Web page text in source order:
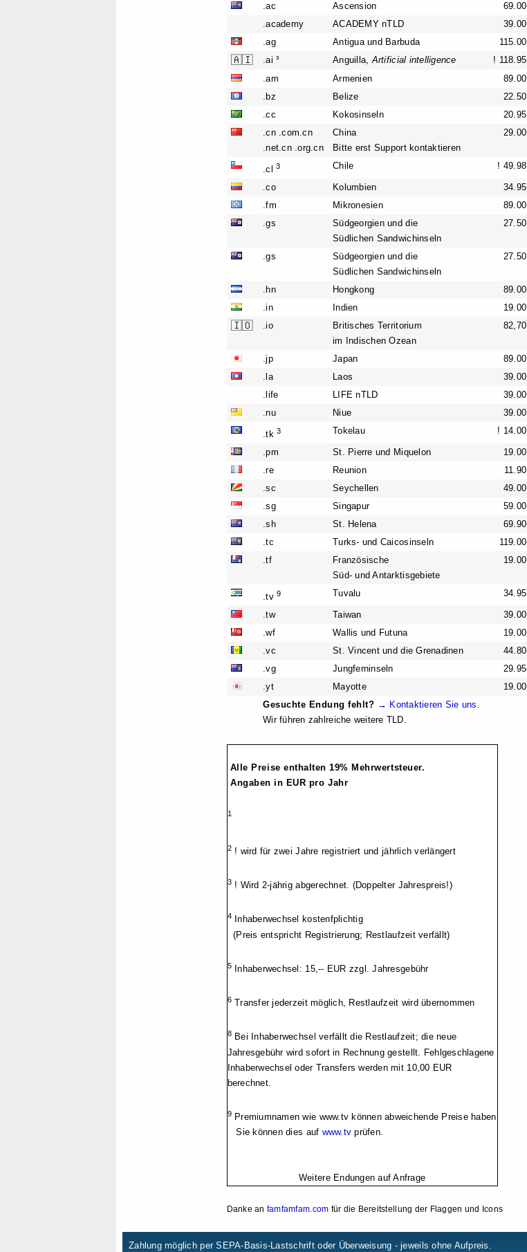
.ac
Ascension
69.00
.academy
ACADEMY nTLD
39.00
.ag
Antigua und Barbuda 115.00
🇦🇮 .ai ³ Anguilla,Artificial intelligence
! 118.95
.am
Armenien
89.00
.bz
Belize
22.50
.cc
Kokosinseln
20.95
.cn .com.cn
.net.cn .org.cn
China
Bitte erst Support kontaktieren
29.00
.cl3 Chile ! 49.98
.co Kolumbien
34.95
.fm
Mikronesien
89.00
.gs
Südgeorgien und die
Südlichen Sandwichinseln
27.50
.gs
Südgeorgien und die
Südlichen Sandwichinseln
27.50
.hn Hongkong
89.00
.in
Indien 19.00
🇮🇴 .io
Britisches Territorium
im Indischen Ozean
82,70
.jp Japan
89.00
.la
Laos
39.00
.life
LIFE nTLD
39.00
.nu
Niue 39.00
.tk3 Tokelau ! 14.00
.pm St. Pierre und Miquelon
19.00
.re
Reunion
11.90
.sc
Seychellen
49.00
.sg
Singapur
59.00
.sh
St. Helena
69.90
.tc
Turks- und Caicosinseln
119.00
.tf
Französische
Süd- und Antarktisgebiete
19.00
.tv9 Tuvalu 34.95
.tw Taiwan
39.00
.wf
Wallis und Futuna
19.00
.vc
St. Vincent und die Grenadinen
44.80
.vg
Jungferninseln
29.95
.yt
Mayotte
19.00
Gesuchte Endung fehlt? → Kontaktieren Sie uns .
Wir führen zahlreiche weitere TLD.
Alle Preise enthalten 19% Mehrwertsteuer.
Angaben in EUR pro Jahr
1
2! wird für zwei Jahre registriert und jährlich verlängert
3! Wird 2-jährig abgerechnet. (Doppelter Jahrespreis!)
4Inhaberwechsel kostenfplichtig
(Preis entspricht Registrierung; Restlaufzeit verfällt)
5Inhaberwechsel: 15,-- EUR zzgl. Jahresgebühr
6Transfer jederzeit möglich, Restlaufzeit wird übernommen
8Bei Inhaberwechsel verfällt die Restlaufzeit; die neue
Jahresgebühr wird sofort in Rechnung gestellt. Fehlgeschlagene
Inhaberwechsel oder Transfers werden mit 10,00 EUR
berechnet.
9Premiumnamen wie www.tv können abweichende Preise haben
Sie können dies auf www.tv prüfen.
Weitere Endungen auf Anfrage
Danke an famfamfam.com für die Bereitstellung der Flaggen und Icons
Zahlung möglich per SEPA-Basis-Lastschrift oder Überweisung - jeweils ohne Aufpreis.